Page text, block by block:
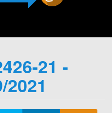
21 -
2021